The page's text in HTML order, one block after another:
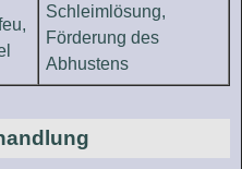
Schleimlösung,
Förderung des
Abhustens